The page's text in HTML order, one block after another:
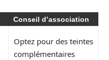
Conseil d’association
Optez pour des teintes
complémentaires